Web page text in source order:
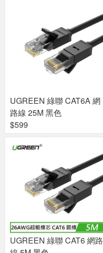
UGREEN 綠聯 CAT6A 網
路線 25M 黑色
$599
UGREEN 綠聯 CAT6 網路